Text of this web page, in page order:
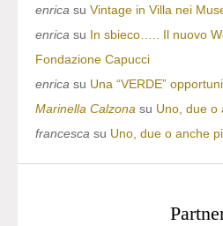
enrica su Vintage in Villa nei
enrica su In sbieco….. Il nuovo
Fondazione Capucci
enrica su Una “VERDE”
Marinella Calzona su Uno, due o
francesca su Uno, due o anche